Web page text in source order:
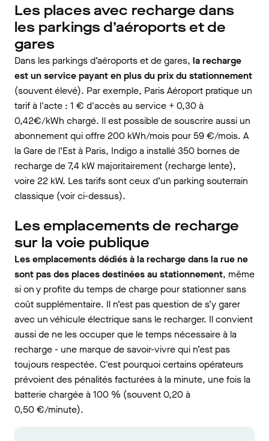
Les places avec recharge dans
les parkings d’aéroports et de
gares
Dans les parkings d’aéroports et de gares, la recharge
est un service payant en plus du prix du stationnement
(souvent élevé). Par exemple, Paris Aéroport pratique un
tarif à l'acte : 1 € d'accès au service + 0,30 à
0,42€/kWh chargé. Il est possible de souscrire aussi un
abonnement qui offre 200 kWh/mois pour 59 €/mois. A
la Gare de l’Est à Paris, Indigo a installé 350 bornes de
recharge de 7,4 kW majoritairement (recharge lente),
voire 22 kW. Les tarifs sont ceux d’un parking souterrain
classique (voir ci-dessus).
Les emplacements de recharge
sur la voie publique
Les emplacements dédiés à la recharge dans la rue ne
sont pas des places destinées au stationnement, même
si on y profite du temps de charge pour stationner sans
coût supplémentaire. Il n’est pas question de s’y garer
avec un véhicule électrique sans le recharger. Il convient
aussi de ne les occuper que le temps nécessaire à la
recharge - une marque de savoir-vivre qui n’est pas
toujours respectée. C'est pourquoi certains opérateurs
prévoient des pénalités facturées à la minute, une fois la
batterie chargée à 100 % (souvent 0,20 à
0,50 €/minute).